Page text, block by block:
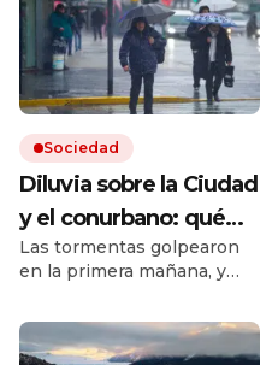
Sociedad
Diluvia sobre la Ciudad
y el conurbano: qué
dice el pronóstico para
las próximas horas
Las tormentas golpearon
en la primera mañana, y
jueves. Hay cortes de luz
en el AMBA.